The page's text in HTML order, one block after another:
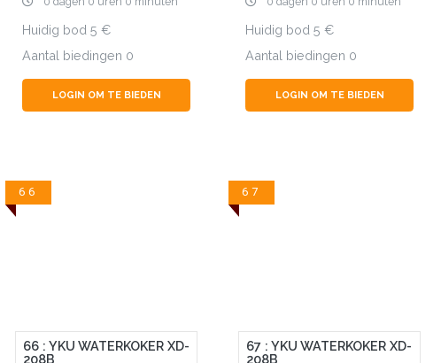
Huidig bod 5
Aantal biedingen 0
LOGIN OM TE BIEDEN
Huidig bod 5
Aantal biedingen 0
LOGIN OM TE BIEDEN
66
66 : YKU WATERKOKER XD-
208B
67
67 : YKU WATERKOKER XD-
208B